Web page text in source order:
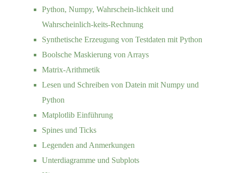
Python, Numpy, Wahrschein-lichkeit und
Wahrscheinlich-keits-Rechnung
Synthetische Erzeugung von Testdaten mit Python
Boolsche Maskierung von Arrays
Matrix-Arithmetik
Lesen und Schreiben von Datein mit Numpy und
Python
Matplotlib Einführung
Spines und Ticks
Legenden and Anmerkungen
Unterdiagramme und Subplots